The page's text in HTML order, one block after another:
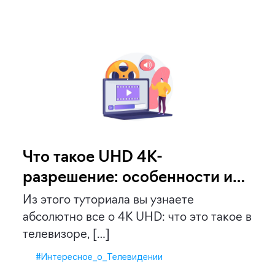
Что такое UHD 4K-
разрешение: особенности и
отличия от Full HD
Из этого туториала вы узнаете
абсолютно все о 4K UHD: что это такое в
телевизоре, […]
#Интересное_о_Телевидении